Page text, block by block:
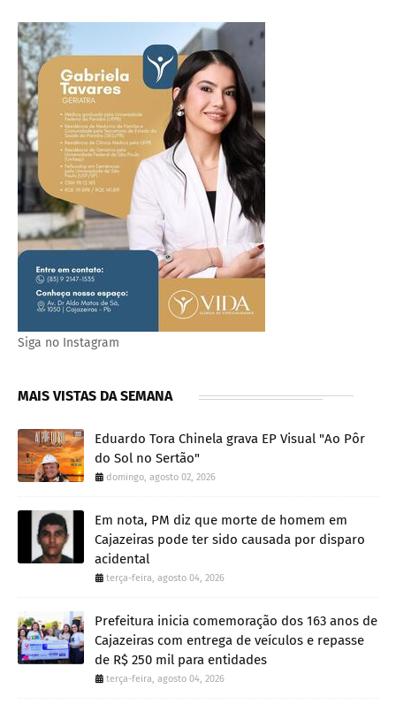
Siga no Instagram
MAIS VISTAS DA SEMANA
Eduardo Tora Chinela grava EP Visual "Ao Pôr
do Sol no Sertão"
domingo, agosto 02, 2026
Em nota, PM diz que morte de homem em
Cajazeiras pode ter sido causada por disparo
acidental
terça-feira, agosto 04, 2026
Prefeitura inicia comemoração dos 163 anos de
Cajazeiras com entrega de veículos e repasse
de R$ 250 mil para entidades
terça-feira, agosto 04, 2026